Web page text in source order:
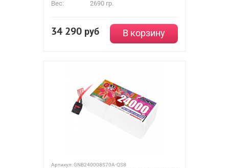
Вес: 2690 гр.
34 290 руб В корзину
Артикул:GNB240008S70A-QS8